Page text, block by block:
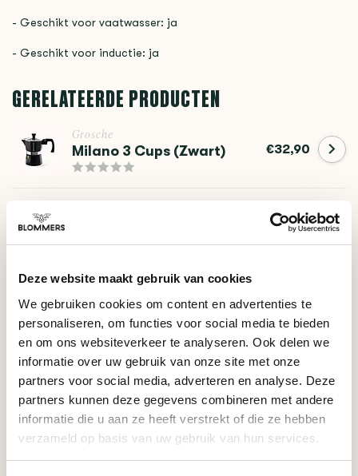
Deze website maakt gebruik van cookies
We gebruiken cookies om content en advertenties te
personaliseren, om functies voor social media te bieden
en om ons websiteverkeer te analyseren. Ook delen we
informatie over uw gebruik van onze site met onze
partners voor social media, adverteren en analyse. Deze
partners kunnen deze gegevens combineren met andere
informatie die u aan ze heeft verstrekt of die ze hebben
verzameld op basis van uw gebruik van hun services.
- Geschikt voor vaatwasser: ja
- Geschikt voor inductie: ja
GERELATEERDE PRODUCTEN
Grosche
Milano 3 Cups (Zwart) €32,90
€39,91
HULP NODIG BIJ JE KEUZE?
Onze koffie-expert helpt je graag verder!
Stel je vraag
RECENT BEKEKEN